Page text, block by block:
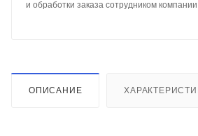
и обработки заказа сотрудником компании
ОПИСАНИЕ